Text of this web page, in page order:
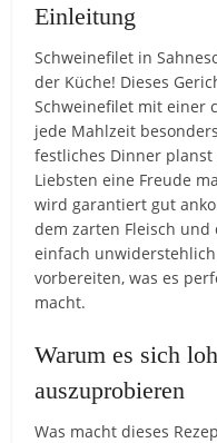
Einleitung
Schweinefilet in
der Küche! Dieses
Schweinefilet mit einer
jede Mahlzeit
festliches Dinner
Liebsten eine Freude
wird garantiert gut
dem zarten Fleisch
einfach
vorbereiten, was es
macht.
Warum es sich
auszuprobieren
Was macht dieses